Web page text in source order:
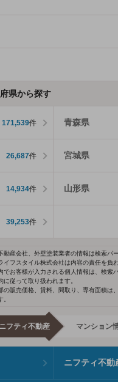
県から探す
171,539件 青森県
26,687件 宮城県
14,934件 山形県
39,253件
動産会社、外壁塗装業者の情報は検索パ
イフスタイル株式会社は内容の責任を負
でお客様が入力される個人情報は、検索
従って取り扱われます。
の販売価格、賃料、間取り、専有面積は
フティ不動産 マンション
ニフティ不動